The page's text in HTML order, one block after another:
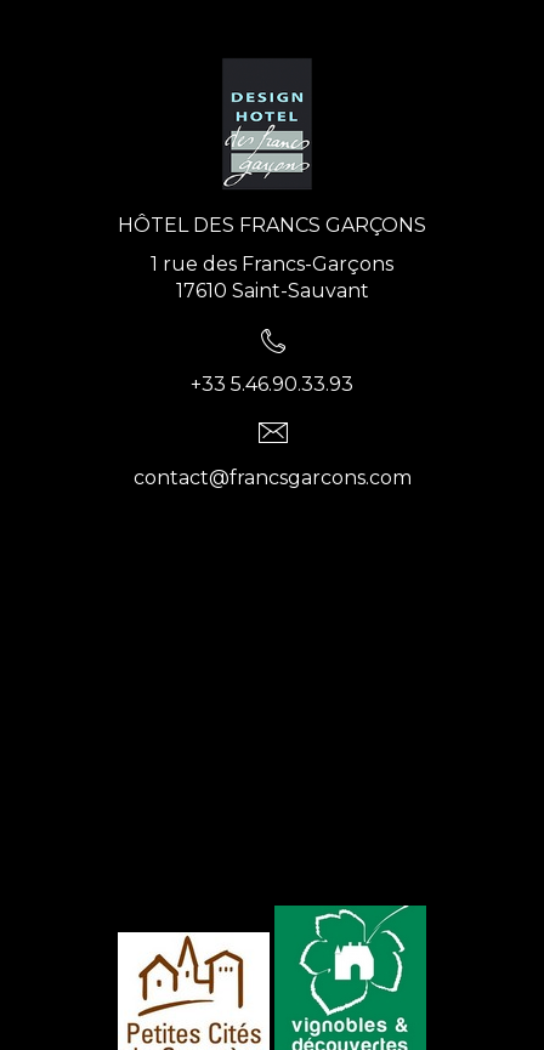
HÔTEL DES FRANCS GARÇONS
1 rue des Francs-Garçons
17610 Saint-Sauvant
+33 5.46.90.33.93
contact@francsgarcons.com